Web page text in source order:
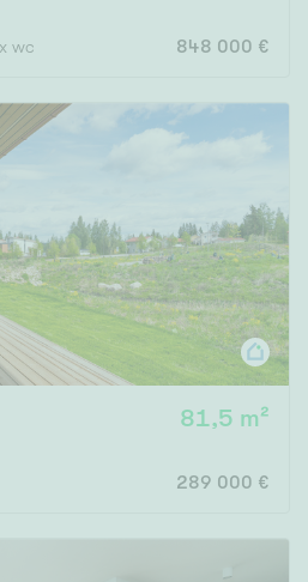
wc 848 000 €
81,5 m²
289 000 €